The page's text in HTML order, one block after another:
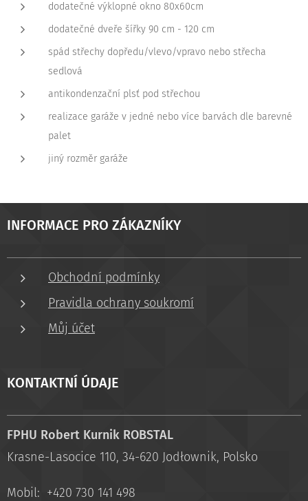
dodatečné výklopné okno 80x60cm
dodatečné dveře šířky 90 cm - 120 cm
spád střechy dopředu/vlevo/vpravo nebo střecha
sedlová
antikondenzační plsť pod střechou
realizace garáže v jedné nebo více barvách dle barevné
palet
jiný rozměr garáže
INFORMACE PRO ZÁKAZNÍKY
Obchodní podmínky
Pravidla ochrany soukromí
Můj účet
KONTAKTNÍ ÚDAJE
FPHU Robert Kurnik ROBSTAL
Krasne-Lasocice 110, 34-620 Jodłownik, Polsko
Mobil: +420 730 141 498